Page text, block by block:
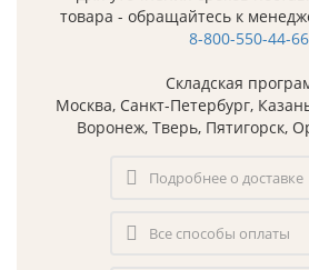
товара - обращайтесь к
8-800-550-44-66
Складская
Москва, Санкт-Петербург,
Воронеж, Тверь, Пятигорск,
Подробнее о доставке
Все способы оплаты